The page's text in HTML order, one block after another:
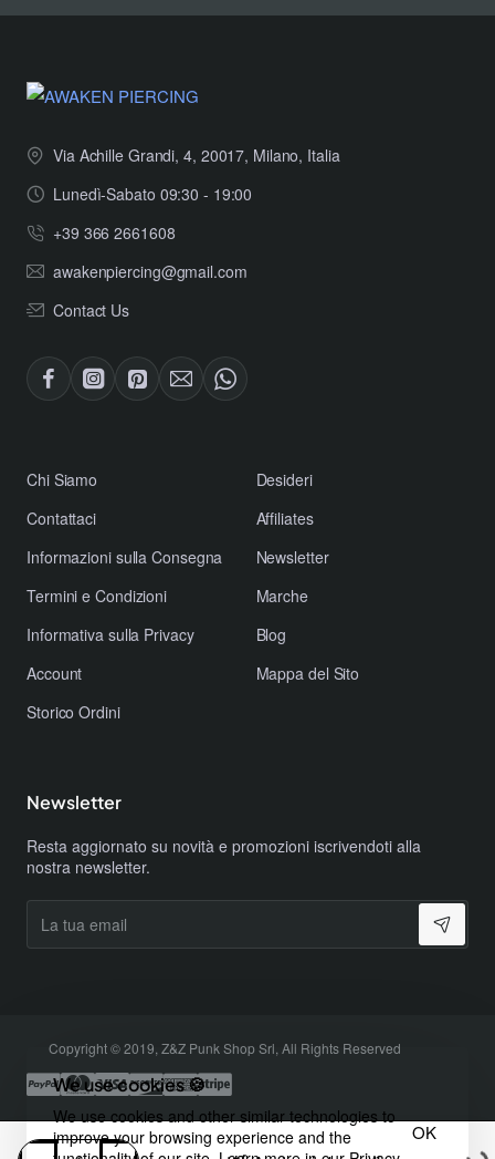
We use cookies 🍪
We use cookies and other similar technologies to
improve your browsing experience and the
OK
Via Achille Grandi, 4, 20017, Milano, Italia
Lunedì-Sabato 09:30 - 19:00
+39 366 2661608
awakenpiercing@gmail.com
Contact Us
​Chi Siamo
Contattaci
​Informazioni sulla Consegna
​Termini e Condizioni
​Informativa sulla Privacy
Account
Storico Ordini
Desideri
Affiliates
Newsletter
Marche
Blog
Mappa del Sito
Newsletter
Resta aggiornato su novità e promozioni iscrivendoti alla
nostra newsletter.
tua
email
Copyright © 2019, Z&Z Punk Shop Srl, All Rights Reserved